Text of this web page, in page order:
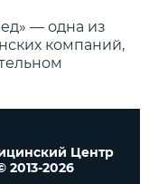
— одна из
компаний,
Центр
2026